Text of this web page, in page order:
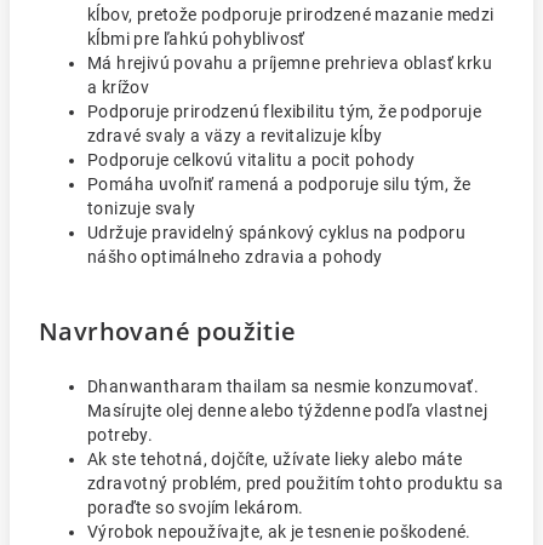
kĺbov, pretože podporuje prirodzené mazanie medzi
kĺbmi pre ľahkú pohyblivosť
Má hrejivú povahu a príjemne prehrieva oblasť krku
a krížov
Podporuje prirodzenú flexibilitu tým, že podporuje
zdravé svaly a väzy a revitalizuje kĺby
Podporuje celkovú vitalitu a pocit pohody
Pomáha uvoľniť ramená a podporuje silu tým, že
tonizuje svaly
Udržuje pravidelný spánkový cyklus na podporu
nášho optimálneho zdravia a pohody
Navrhované použitie
Dhanwantharam thailam sa nesmie konzumovať.
Masírujte olej denne alebo týždenne podľa vlastnej
potreby.
Ak ste tehotná, dojčíte, užívate lieky alebo máte
zdravotný problém, pred použitím tohto produktu sa
poraďte so svojím lekárom.
Výrobok nepoužívajte, ak je tesnenie poškodené.